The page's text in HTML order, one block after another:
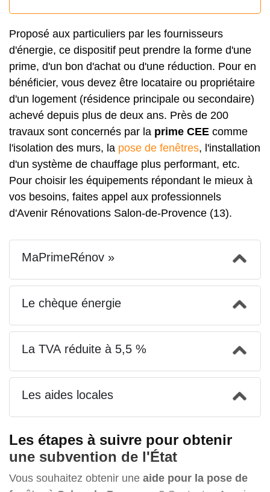
Proposé aux particuliers par les fournisseurs
d'énergie, ce dispositif peut prendre la forme d'une
prime, d'un bon d'achat ou d'une réduction. Pour en
bénéficier, vous devez être locataire ou propriétaire
d'un logement (résidence principale ou secondaire)
achevé depuis plus de deux ans. Près de 200
travaux sont concernés par la prime CEE comme
l'isolation des murs, la pose de fenêtres, l'installation
d'un système de chauffage plus performant, etc.
Pour choisir les équipements répondant le mieux à
vos besoins, faites appel aux professionnels
d'Avenir Rénovations Salon-de-Provence (13).
MaPrimeRénov »
Le chèque énergie
La TVA réduite à 5,5 %
Les aides locales
Les étapes à suivre pour obtenir
une subvention de l'État
Vous souhaitez obtenir une aide pour la pose de